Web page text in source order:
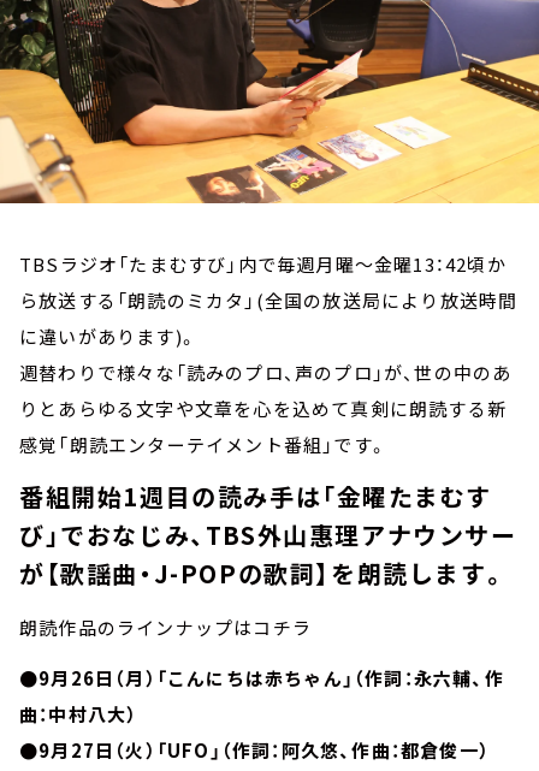
TBSラジオ「たまむすび」内で毎週月曜～金曜13：42頃か
ら放送する「朗読のミカタ」(全国の放送局により放送時間
に違いがあります)。
週替わりで様々な「読みのプロ、声のプロ」が、世の中のあ
りとあらゆる文字や文章を心を込めて真剣に朗読する新
感覚「朗読エンターテイメント番組」です。
番組開始1週目の読み手は「金曜たまむす
び」でおなじみ、TBS外山惠理アナウンサー
が【歌謡曲・J-POPの歌詞】を朗読します。
朗読作品のラインナップはコチラ
●9月26日（月）「こんにちは赤ちゃん」（作詞：永六輔、作
曲：中村八大）
●9月27日（火）「UFO」（作詞：阿久悠、作曲：都倉俊一）